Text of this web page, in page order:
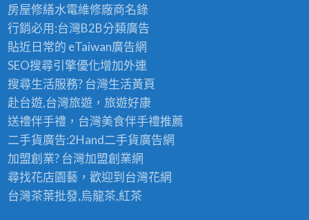
房屋修繕水電維修廠商名錄
行銷必用:台灣B2B分類廣告
貼近日常的 eTaiwan廣告網
SEO搜尋引擎優化增加外連
搜尋生活服務? 台灣生活黃頁
赴台遊,台灣旅遊，旅遊好康
送禮伴手禮，台灣美食伴手禮推薦
二手貨廣告:2Hand二手貨廣告網
加盟創業? 台灣加盟創業網
尋找花店園藝，歡迎到 台灣花網
台灣茶葉批發,烏龍茶,紅茶